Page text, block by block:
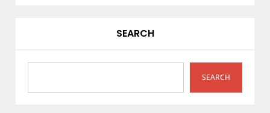
SEARCH
SEARCH